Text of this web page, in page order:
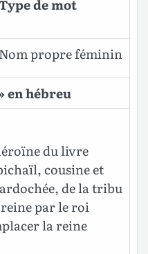
de mot
Nom propre féminin
en hébreu
du livre
cousine et
de la tribu
par le roi
la reine